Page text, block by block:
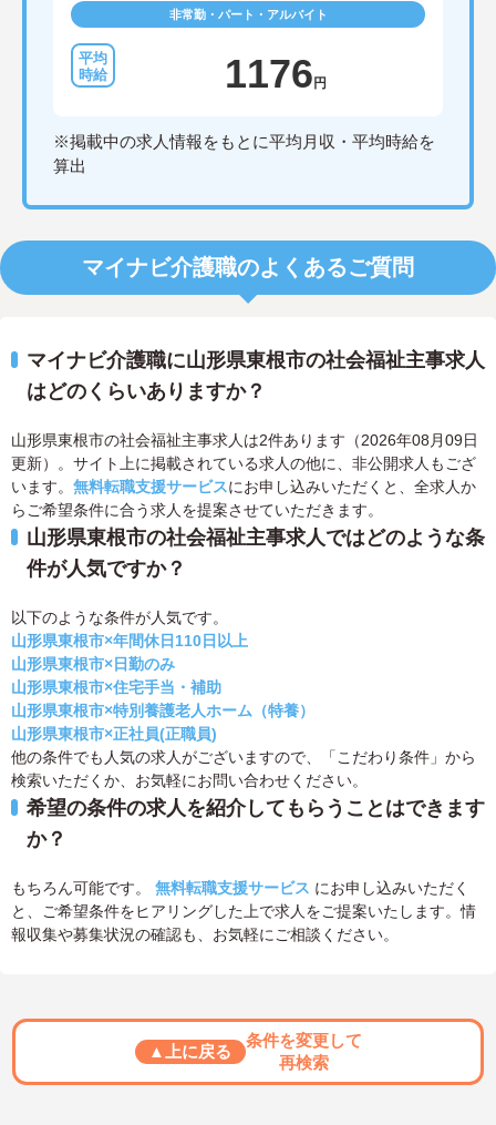
非常勤・パート・アルバイト
1176 円
※掲載中の求人情報をもとに平均月収・平均時給を
算出
マイナビ介護職のよくあるご質問
マイナビ介護職に山形県東根市の社会福祉主事求人
はどのくらいありますか？
山形県東根市の社会福祉主事求人は2件あります（2026年08月09日
更新）。サイト上に掲載されている求人の他に、非公開求人もござ
います。 無料転職支援サービスにお申し込みいただくと、全求人か
らご希望条件に合う求人を提案させていただきます。
山形県東根市の社会福祉主事求人ではどのような条
件が人気ですか？
以下のような条件が人気です。
山形県東根市×年間休日110日以上
山形県東根市×日勤のみ
山形県東根市×住宅手当・補助
山形県東根市×特別養護老人ホーム（特養）
山形県東根市×正社員(正職員)
他の条件でも人気の求人がございますので、「こだわり条件」から
検索いただくか、お気軽にお問い合わせください。
希望の条件の求人を紹介してもらうことはできます
か？
もちろん可能です。 無料転職支援サービス にお申し込みいただく
と、ご希望条件をヒアリングした上で求人をご提案いたします。情
報収集や募集状況の確認も、お気軽にご相談ください。
▲上に戻る
条件を変更して
再検索